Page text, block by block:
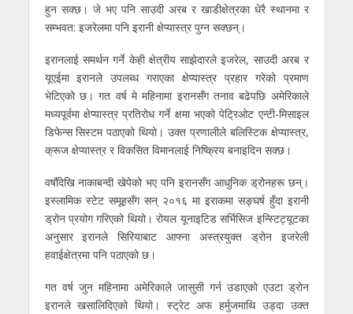
हुन सक्छ। जे भए पनि साउदी अरब र खाडीक्षेत्रका धेरै स्थानमा र
सम्भवत: इजरेलमा पनि इरानी क्षेप्यास्त्र पुग्न सक्छन्।
इरानलाई समर्थन गर्ने केही क्षेत्रीय साझेदारले इजरेल, साउदी अरब र
यूएईमा इरानले उपलब्ध गराएका क्षेप्यास्त्र प्रहार गरेको प्रमाण
भेटिएको छ। गत वर्ष मे महिनामा इरानसँग तनाव बढेपछि अमेरिकाले
मध्यपूर्वमा क्षेप्यास्त्र प्रतिरोध गर्ने क्षमा भएको पेट्रिओट एन्टी-मिसाइल
डिफेन्स सिस्टम पठाएको थियो। उक्त प्रणालीले बलिस्टिक क्षेप्यास्त्र,
क्रूज क्षेप्यास्त्र र विकसित विमानलाई निष्क्रिय बनाइदिन सक्छ।
वर्षौँदेखि नाकाबन्दी खेपेको भए पनि इरानसँग आधुनिक ड्रोनहरू छन्।
इस्लामिक स्टेट समूहसँग सन् २०१६ मा इराकमा सङ्घर्ष हुँदा इरानी
ड्रोन प्रयोग गरिएको थियो। रोयल यूनाइटिड सर्भिसिज इन्स्टिट्यूटका
अनुसार इरानले सिरियाबाट आफ्ना अस्त्रयुक्त ड्रोन इजरेली
हवाईक्षेत्रमा पनि पठाएको छ।
गत वर्ष जुन महिनामा अमेरिकाले जासुसी गर्न उडाएको एउटा ड्रोन
इरानले खसालिदिएको थियो। स्ट्रेट अफ हर्मुजमाथि उड्दा उक्त